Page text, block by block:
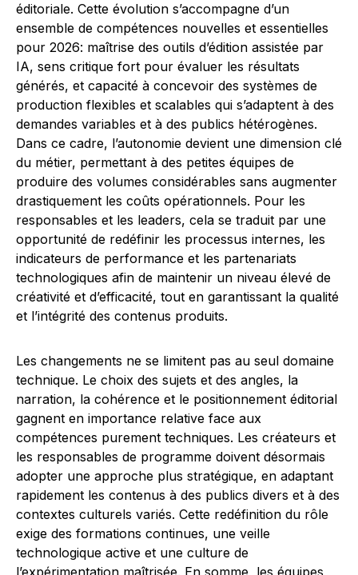
éditoriale. Cette évolution s’accompagne d’un
ensemble de compétences nouvelles et essentielles
pour 2026: maîtrise des outils d’édition assistée par
IA, sens critique fort pour évaluer les résultats
générés, et capacité à concevoir des systèmes de
production flexibles et scalables qui s’adaptent à des
demandes variables et à des publics hétérogènes.
Dans ce cadre, l’autonomie devient une dimension clé
du métier, permettant à des petites équipes de
produire des volumes considérables sans augmenter
drastiquement les coûts opérationnels. Pour les
responsables et les leaders, cela se traduit par une
opportunité de redéfinir les processus internes, les
indicateurs de performance et les partenariats
technologiques afin de maintenir un niveau élevé de
créativité et d’efficacité, tout en garantissant la qualité
et l’intégrité des contenus produits.
Les changements ne se limitent pas au seul domaine
technique. Le choix des sujets et des angles, la
narration, la cohérence et le positionnement éditorial
gagnent en importance relative face aux
compétences purement techniques. Les créateurs et
les responsables de programme doivent désormais
adopter une approche plus stratégique, en adaptant
rapidement les contenus à des publics divers et à des
contextes culturels variés. Cette redéfinition du rôle
exige des formations continues, une veille
technologique active et une culture de
l’expérimentation maîtrisée. En somme, les équipes